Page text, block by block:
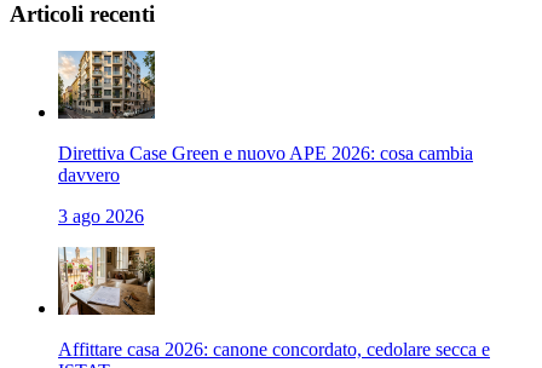
Articoli recenti
Direttiva Case Green e nuovo APE 2026: cosa cambia
davvero
3 ago 2026
Affittare casa 2026: canone concordato, cedolare secca e